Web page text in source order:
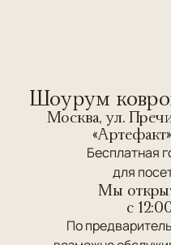
Шоурум
Москва, ул.
Бесплатная
для
Мы
c
По